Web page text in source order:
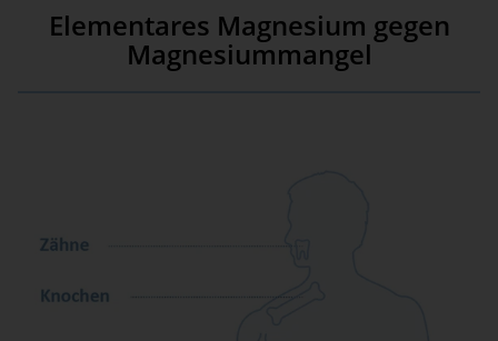
Elementares Magnesium gegen
Magnesiummangel